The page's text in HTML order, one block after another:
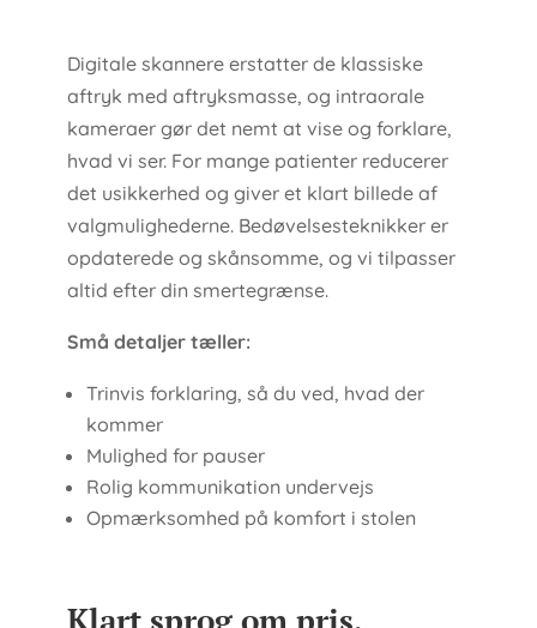
Digitale skannere erstatter de klassiske
aftryk med aftryksmasse, og intraorale
kameraer gør det nemt at vise og forklare,
hvad vi ser. For mange patienter reducerer
det usikkerhed og giver et klart billede af
valgmulighederne. Bedøvelsesteknikker er
opdaterede og skånsomme, og vi tilpasser
altid efter din smertegrænse.
Små detaljer tæller:
Trinvis forklaring, så du ved, hvad der
kommer
Mulighed for pauser
Rolig kommunikation undervejs
Opmærksomhed på komfort i stolen
Klart sprog om pris,